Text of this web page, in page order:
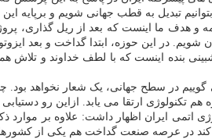
تبدیل به قطب جهانی شویم و برپایه
و هدف ما اینست که بعد از ریل گذاری،
در این حوزه، ابتدا گداخت و بعد
بنده اینست که با لطف خداوند و تلاش
گوییم در سطح جهانی، یک شعار نخواهد
تکنولوژی ارتقا می یابد. ازاین رو
اتمی ایران اظهار داشت: علاوه بر
در عرصه صنعت گداخت هم یکی از کشورهای